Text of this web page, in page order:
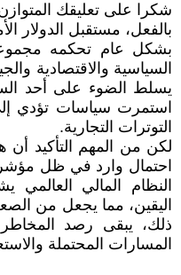
شكرا على تعليقك
بالفعل، مستقبل الدولار
بشكل عام تحكمه
السياسية والاقتصادية
يسلط الضوء على أحد
استمرت سياسات تؤدي
التوترات التجارية.
لكن من المهم التأكيد أن
احتمال وارد في ظل
النظام المالي
اليقين، مما يجعل من
ذلك، يبقى رصد المخاطر
المسارات المحتملة